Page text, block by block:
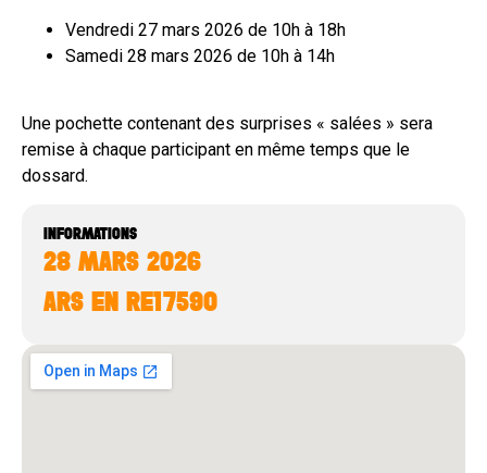
Vendredi 27 mars 2026 de 10h à 18h
Samedi 28 mars 2026 de 10h à 14h
Une pochette contenant des surprises « salées » sera
remise à chaque participant en même temps que le
dossard.
INFORMATIONS
28 MARS 2026
ARS EN RE17590